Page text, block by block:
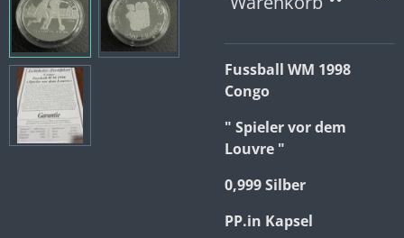
Fussball WM 1998
Congo
" Spieler vor dem
Louvre "
0,999 Silber
PP.in Kapsel